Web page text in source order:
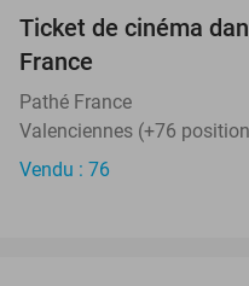
Ticket de cinéma
France
Pathé France
Valenciennes (+76
Vendu : 76